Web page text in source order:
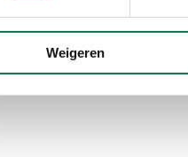
Weigeren